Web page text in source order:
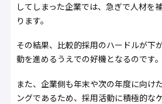
してしまった企業では、急ぎで人材を
ります。
その結果、比較的採用のハードルが下
動を進めるうえでの好機となるのです。
また、企業側も年末や次の年度に向け
ングであるため、採用活動に積極的な